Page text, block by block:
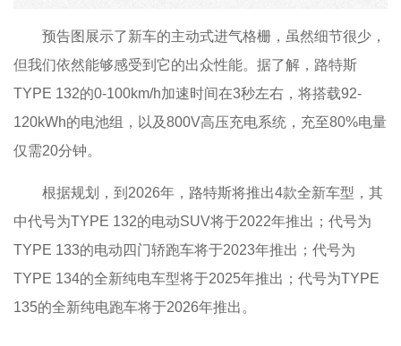
预告图展示了新车的主动式进气格栅，虽然细节很少，
但我们依然能够感受到它的出众性能。据了解，路特斯
TYPE 132的0-100km/h加速时间在3秒左右，将搭载92-
120kWh的电池组，以及800V高压充电系统，充至80%电量
仅需20分钟。
根据规划，到2026年，路特斯将推出4款全新车型，其
中代号为TYPE 132的电动SUV将于2022年推出；代号为
TYPE 133的电动四门轿跑车将于2023年推出；代号为
TYPE 134的全新纯电车型将于2025年推出；代号为TYPE
135的全新纯电跑车将于2026年推出。